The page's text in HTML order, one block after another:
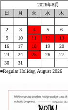
2026年8月
日
月 火 水 木
2
3 4 5 6
9
10 11 12 13
16
17 18 19 20
23
24 25 26 27
30
31
■Regular Holiday, August 2026